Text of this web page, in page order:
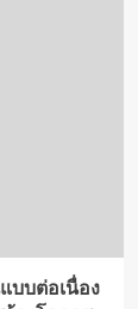
บบต่อเนื่อง